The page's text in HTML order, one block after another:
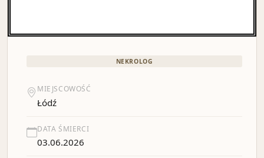
NEKROLOG
MIEJSCOWOŚĆ
Łódź
DATA ŚMIERCI
03.06.2026